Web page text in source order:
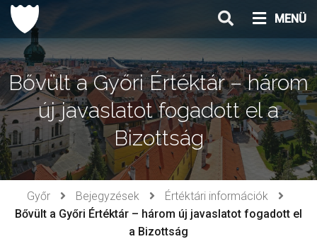
Ugrás
tartalomhoz
MENÜ
Bővült a Győri Értéktár – három
új javaslatot fogadott el a
Bizottság
Győr Bejegyzések
Értéktári információk
Bővült a Győri Értéktár – három új javaslatot fogadott el
a Bizottság